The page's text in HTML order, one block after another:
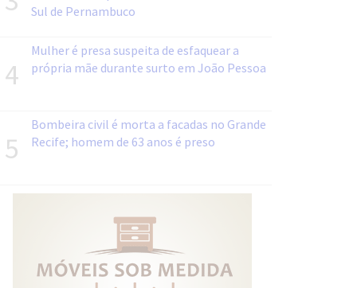
Sul de Pernambuco
4
Mulher é presa suspeita de esfaquear a
própria mãe durante surto em João Pessoa
5
Bombeira civil é morta a facadas no Grande
Recife; homem de 63 anos é preso